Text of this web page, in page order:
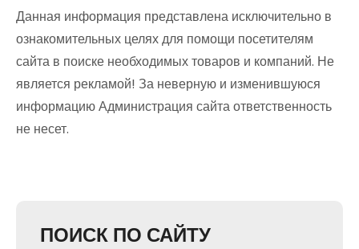
Данная информация представлена исключительно в
ознакомительных целях для помощи посетителям
сайта в поиске необходимых товаров и компаний. Не
является рекламой! За неверную и изменившуюся
информацию Администрация сайта ответственность
не несет.
ПОИСК ПО САЙТУ